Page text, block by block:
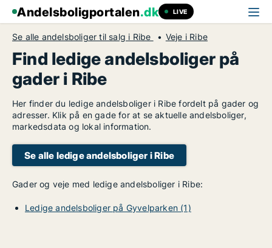
Andelsboligportalen.dk LIVE
Se alle andelsboliger til salg i Ribe Veje i Ribe
Find ledige andelsboliger på
gader i Ribe
Her finder du ledige andelsboliger i Ribe fordelt på gader og
adresser. Klik på en gade for at se aktuelle andelsboliger,
markedsdata og lokal information.
Se alle ledige andelsboliger i Ribe
Gader og veje med ledige andelsboliger i Ribe:
Ledige andelsboliger på Gyvelparken (1)